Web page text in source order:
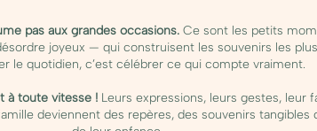
pas aux grandes occasions.Ce sont les petits
joyeux — qui construisent les souvenirs les
le quotidien, c’est célébrer ce qui compte vraiment.
à toute vitesse !Leurs expressions, leurs gestes, leur
deviennent des repères, des souvenirs tangibles